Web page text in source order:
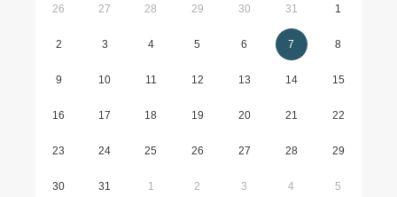
26 27 28 29 30 31 1
2 3 4 5 6 7 8
9 10 11 12 13 14 15
16 17 18 19 20 21 22
23 24 25 26 27 28 29
30 31 1 2 3 4 5